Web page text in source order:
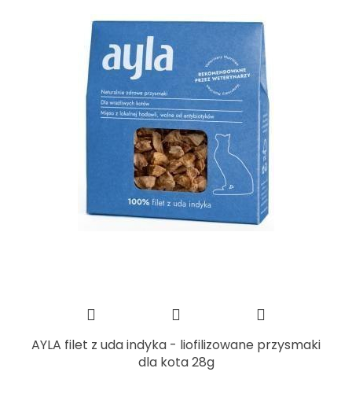
AYLA filet z uda indyka - liofilizowane przysmaki
dla kota 28g